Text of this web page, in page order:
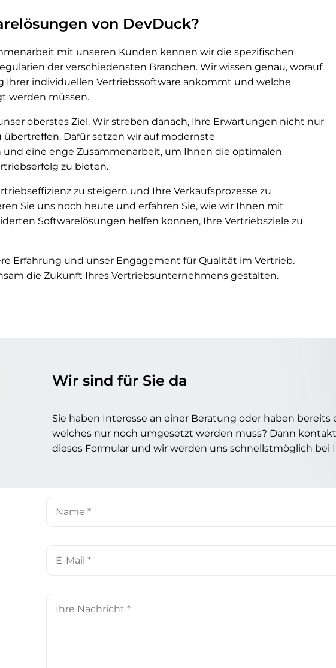
von DevDuck?
mit unseren Kunden kennen wir die spezifischen
der verschiedensten Branchen. Wir wissen genau, worauf
Ihrer individuellen Vertriebssoftware ankommt und welche
werden müssen.
oberstes Ziel. Wir streben danach, Ihre Erwartungen nicht nur
übertreffen. Dafür setzen wir auf modernste
eine enge Zusammenarbeit, um Ihnen die optimalen
zu bieten.
zu steigern und Ihre Verkaufsprozesse zu
Sie uns noch heute und erfahren Sie, wie wir Ihnen mit
Softwarelösungen helfen können, Ihre Vertriebsziele zu
Erfahrung und unser Engagement für Qualität im Vertrieb.
die Zukunft Ihres Vertriebsunternehmens gestalten.
Wir sind für Sie da
Sie haben Interesse an einer Beratung oder haben bereits
welches nur noch umgesetzt werden muss? Dann
dieses Formular und wir werden uns schnellstmöglich bei
Mail
Nachricht